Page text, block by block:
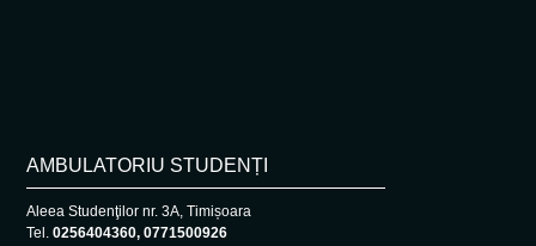
AMBULATORIU STUDENȚI
Aleea Studenţilor nr. 3A, Timișoara
Tel.0256404360, 0771500926